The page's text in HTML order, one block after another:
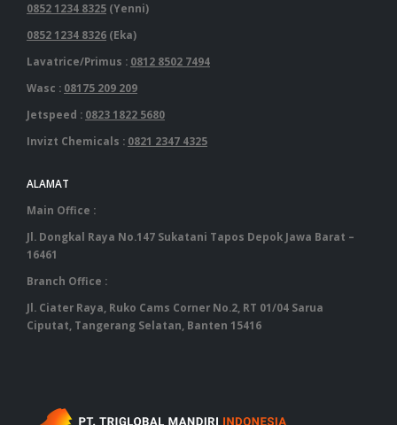
0852 1234 8325 (Yenni)
0852 1234 8326 (Eka)
Lavatrice/Primus : 0812 8502 7494
Wasc : 08175 209 209
Jetspeed : 0823 1822 5680
Invizt Chemicals : 0821 2347 4325
ALAMAT
Main Office :
Jl. Dongkal Raya No.147 Sukatani Tapos Depok Jawa Barat –
16461
Branch Office :
Jl. Ciater Raya, Ruko Cams Corner No.2, RT 01/04 Sarua
Ciputat, Tangerang Selatan, Banten 15416